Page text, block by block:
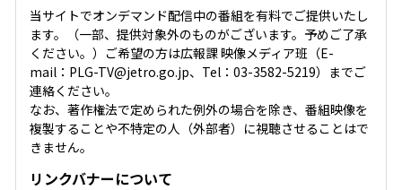
当サイトでオンデマンド配信中の番組を有料でご提供いたし
ます。（一部、提供対象外のものがございます。予めご了承
ください。）ご希望の方は広報課 映像メディア班（E-
mail：PLG-TV@jetro.go.jp、Tel：03-3582-5219）までご
連絡ください。
なお、著作権法で定められた例外の場合を除き、番組映像を
複製することや不特定の人（外部者）に視聴させることはで
きません。
リンクバナーについて